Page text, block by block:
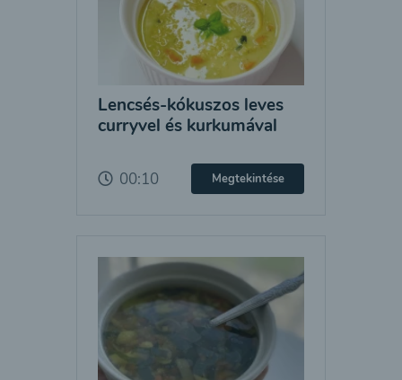
Lencsés-kókuszos leves
curryvel és kurkumával
00:10 Megtekintése